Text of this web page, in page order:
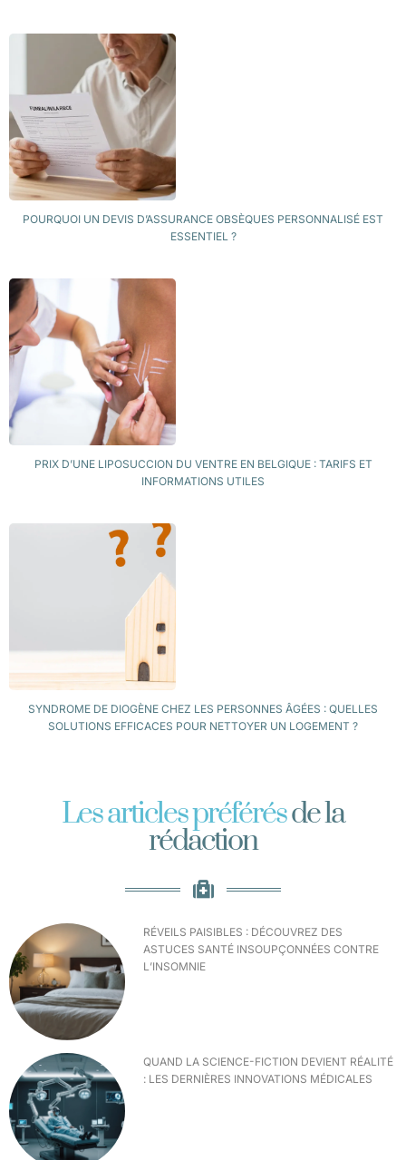
POURQUOI UN DEVIS D’ASSURANCE OBSÈQUES PERSONNALISÉ EST
ESSENTIEL ?
PRIX D’UNE LIPOSUCCION DU VENTRE EN BELGIQUE : TARIFS ET
INFORMATIONS UTILES
SYNDROME DE DIOGÈNE CHEZ LES PERSONNES ÂGÉES : QUELLES
SOLUTIONS EFFICACES POUR NETTOYER UN LOGEMENT ?
Les articles préférésde la
rédaction
RÉVEILS PAISIBLES : DÉCOUVREZ DES
ASTUCES SANTÉ INSOUPÇONNÉES CONTRE
L’INSOMNIE
QUAND LA SCIENCE-FICTION DEVIENT RÉALITÉ
: LES DERNIÈRES INNOVATIONS MÉDICALES